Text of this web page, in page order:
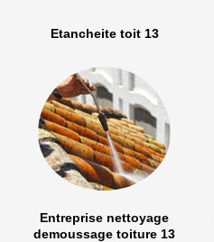
Etancheite toit 13
Entreprise nettoyage
demoussage toiture 13